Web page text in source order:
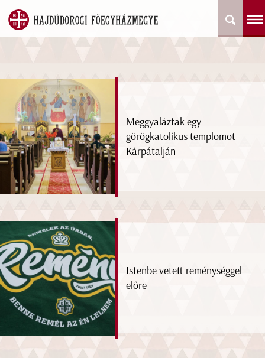
Meggyaláztak egy
görögkatolikus templomot
Kárpátalján
Istenbe vetett reménységgel
előre